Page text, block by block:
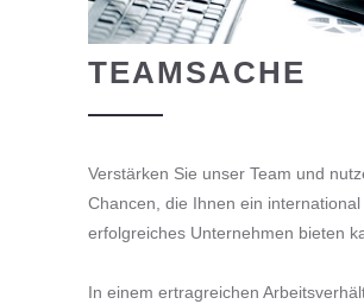
TEAMSACHE
Verstärken Sie unser Team und
Chancen, die Ihnen ein international
erfolgreiches Unternehmen bieten
In einem ertragreichen